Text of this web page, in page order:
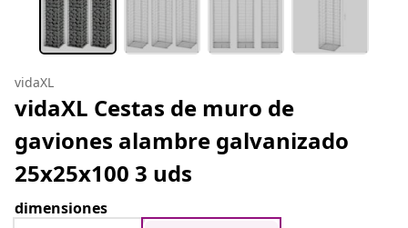
vidaXL
vidaXL Cestas de muro de
gaviones alambre galvanizado
25x25x100 3 uds
dimensiones